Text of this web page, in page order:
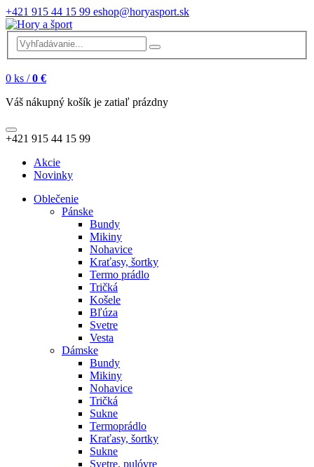
+421 915 44 15 99 eshop@horyasport.sk
0 ks / 0 €
Váš nákupný košík je zatiaľ prázdny
+421 915 44 15 99
Akcie
Novinky
Oblečenie
Pánske
Bundy
Mikiny
Nohavice
Kraťasy, šortky
Termo prádlo
Tričká
Košele
Bľúza
Svetre
Vesta
Dámske
Bundy
Mikiny
Nohavice
Tričká
Sukne
Termoprádlo
Kraťasy, šortky
Sukne
Svetre, pulóvre